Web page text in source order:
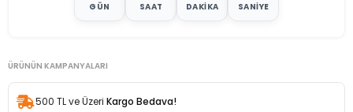
GÜN SAAT DAKIKA SANIYE
ÜRÜNÜN KAMPANYALARI
500 TL ve Üzeri Kargo Bedava!